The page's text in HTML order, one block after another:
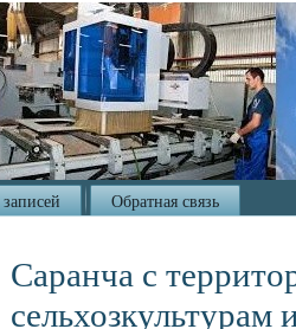
Обратная связь
Саранча с
сельхозкультурам